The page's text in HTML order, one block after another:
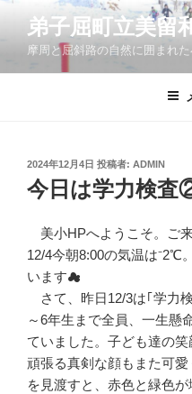
ン
弟子屈町立美留
摩周と屈斜路の自然に囲まれ
投
稿
日:
2024年12月4日 投稿者: ADMIN
今日は学力検査
美小HPへようこそ。ご
12/4今朝8:00の気温は⁻2℃
います☁
さて、昨日12/3は｢学力
～6年生まで全員、一生懸
ていました。子ども達の
頑張る真剣な顔もまた可
を見渡すと、赤色と緑色